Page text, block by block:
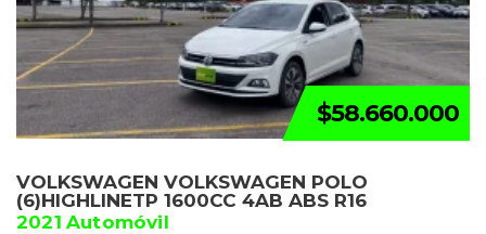
$58.660.000
VOLKSWAGEN VOLKSWAGEN POLO
(6)HIGHLINETP 1600CC 4AB ABS R16
2021 Automóvil